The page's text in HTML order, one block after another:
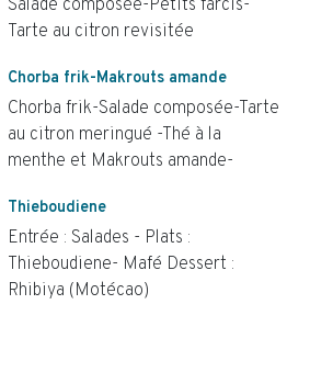
Salade composée-Petits farcis-
Tarte au citron revisitée
Chorba frik-Makrouts amande
Chorba frik-Salade composée-Tarte
au citron meringué -Thé à la
menthe et Makrouts amande-
Thieboudiene
Entrée : Salades - Plats :
Thieboudiene- Mafé Dessert :
Rhibiya (Motécao)